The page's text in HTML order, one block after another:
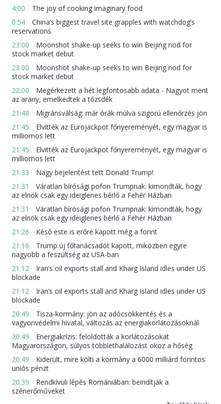
4:00
The joy of cooking imaginary food
0:54
China’s biggest travel site grapples with watchdog’s
reservations
23:00
Moonshot shake-up seeks to win Beijing nod for
stock market debut
23:00
Moonshot shake-up seeks to win Beijing nod for
stock market debut
22:00
Megérkezett a hét legfontosabb adata - Nagyot ment
az arany, emelkedtek a tőzsdék
21:48
Migránsválság: már órák múlva szigorú ellenőrzés jön
21:45
Elvitték az Eurojackpot főnyereményét, egy magyar is
milliomos lett
21:45
Elvitték az Eurojackpot főnyereményét, egy magyar is
milliomos lett
21:33
Nagy bejelentést tett Donald Trump!
21:31
Váratlan bírósági pofon Trumpnak: kimondták, hogy
az elnök csak egy ideiglenes bérlő a Fehér Házban
21:31
Váratlan bírósági pofon Trumpnak: kimondták, hogy
az elnök csak egy ideiglenes bérlő a Fehér Házban
21:26
Késő este is erőre kapott még a forint
21:16
Trump új főtanácsadót kapott, miközben egyre
nagyobb a feszültség az USA-ban
21:12
Iran’s oil exports stall and Kharg Island idles under US
blockade
21:12
Iran’s oil exports stall and Kharg Island idles under US
blockade
20:49
Tisza-kormány: jön az adócsökkentés és a
vagyonvédelmi hivatal, változás az energiakorlátozásoknál
20:49
Energiakrízis: feloldották a korlátozásokat
Magyarországon, súlyos többlethalálozást okoz a hőség
20:49
Kiderült, mire költi a kormány a 6000 milliárd forintos
uniós pénzt
20:39
Rendkívüli lépés Romániában: beindítják a
szénerőműveket